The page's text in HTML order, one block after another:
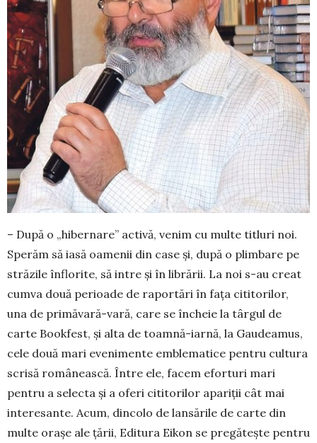
– După o „hibernare” activă, venim cu multe ti­tluri noi.
Sperăm să iasă oamenii din case și, după o plimbare pe
străzile înflorite, să intre și în librării. La noi s-au creat
cumva două perioade de raportări în fața cititorilor,
una de primăvară-vară, care se încheie la târgul de
carte Bookfest, și alta de toamnă-iarnă, la Gaudeamus,
cele două mari evenimente emblematice pentru cultura
scrisă românească. Între ele, facem eforturi mari
pentru a selecta și a oferi cititorilor apariții cât mai
interesante. Acum, dincolo de lansările de carte din
multe orașe ale țării, Editura Eikon se pregătește pentru